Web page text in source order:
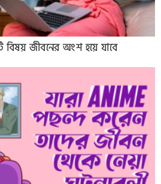
বিষয় জীবনের অংশ হয়ে যাবে